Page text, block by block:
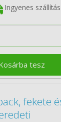
Ingyenes szállítás
tesz
fekete